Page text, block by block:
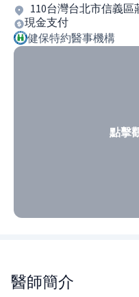
110台灣台北市信義區
現金支付
健保特約醫事機構
點擊
醫師簡介